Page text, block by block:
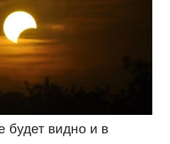
будет видно и в